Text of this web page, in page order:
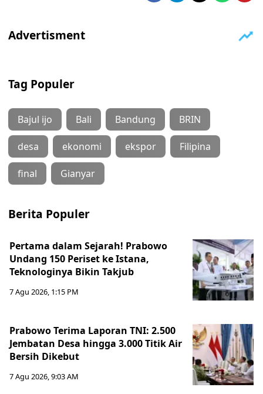
Tag Populer
Bajul ijo Bali Bandung BRIN
desa ekonomi ekspor Filipina
final Gianyar
Berita Populer
Pertama dalam Sejarah! Prabowo
Undang 150 Periset ke Istana,
Teknologinya Bikin Takjub
7 Agu 2026, 1:15 PM
Prabowo Terima Laporan TNI: 2.500
Jembatan Desa hingga 3.000 Titik Air
Bersih Dikebut
7 Agu 2026, 9:03 AM